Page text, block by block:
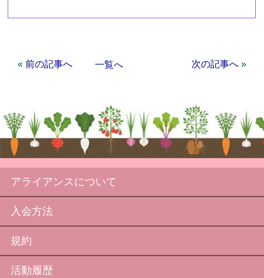
«前の記事へ 一覧へ 次の記事へ»
アライアンスについて
入会方法
規約
活動履歴